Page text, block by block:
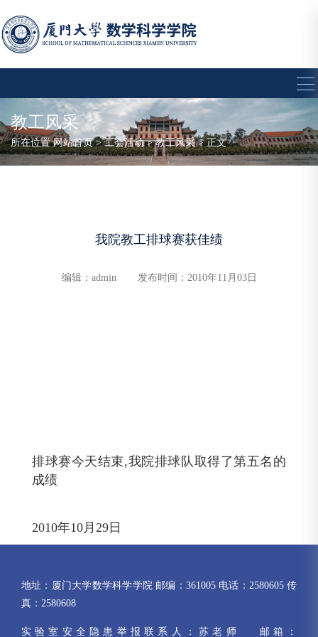
教工风采
所在位置网站首页>工会活动>教工风采> 正文
我院教工排球赛获佳绩
编辑：admin 发布时间：2010年11月03日
排球赛今天结束,我院排球队取得了第五名的
成绩
2010年10月29日
地址：厦门大学数学科学学院 邮编：361005 电话：2580605 传
真：2580608
实验室安全隐患举报联系人：苏老师 邮箱：